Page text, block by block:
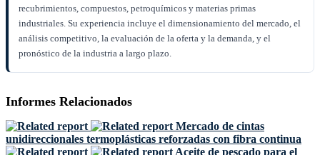
recubrimientos, compuestos, petroquímicos y materias primas
industriales. Su experiencia incluye el dimensionamiento del mercado, el
análisis competitivo, la evaluación de la oferta y la demanda, y el
pronóstico de la industria a largo plazo.
Informes Relacionados
Mercado de cintas
unidireccionales termoplásticas reforzadas con fibra continua
Aceite de pescado para el